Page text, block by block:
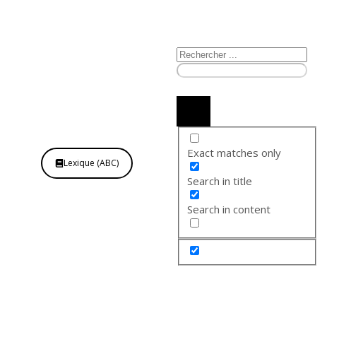
Lexique (ABC)
Exact matches only
Search in title
Search in content